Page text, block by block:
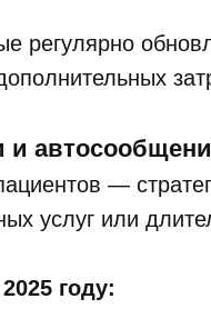
регулярно
и
—
услуг или
году: